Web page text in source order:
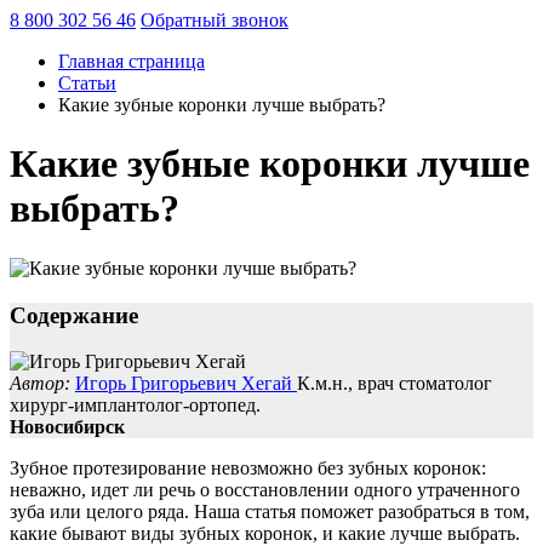
8 800 302 56 46 Обратный звонок
Главная страница
Статьи
Какие зубные коронки лучше выбрать?
Какие зубные коронки лучше
выбрать?
Cодержание
Автор: Игорь Григорьевич Хегай К.м.н., врач стоматолог
хирург-имплантолог-ортопед.
Новосибирск
Зубное протезирование невозможно без зубных коронок:
неважно, идет ли речь о восстановлении одного утраченного
зуба или целого ряда. Наша статья поможет разобраться в том,
какие бывают виды зубных коронок, и какие лучше выбрать.